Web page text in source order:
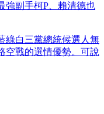
強副手柯P、賴清德也
綠白三黨總統候選人無
空戰的選情優勢。可說